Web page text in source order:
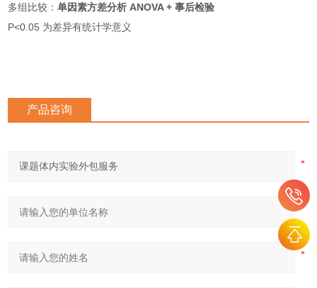
多组比较：单因素方差分析 ANOVA + 事后检验
P<0.05 为差异有统计学意义
产品咨询